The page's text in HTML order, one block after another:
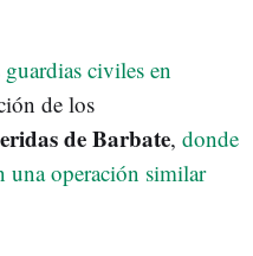
civiles en
de los
de Barbate, donde
una operación similar